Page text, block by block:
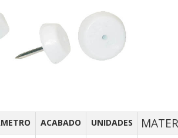
ACABADO UNIDADES